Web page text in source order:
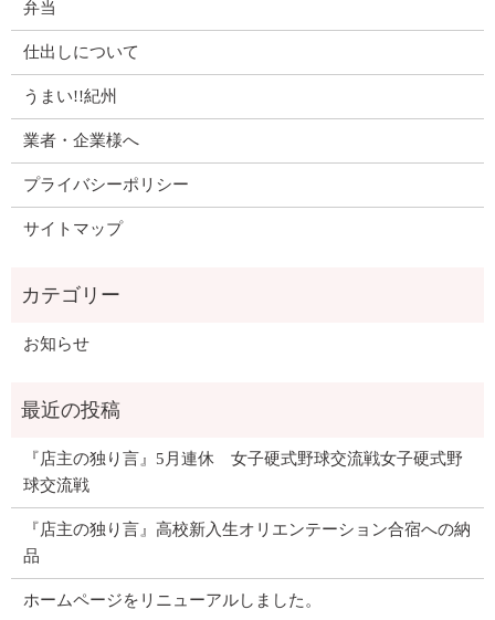
弁当
仕出しについて
うまい!!紀州
業者・企業様へ
プライバシーポリシー
サイトマップ
お知らせ
『店主の独り言』5月連休 女子硬式野球交流戦女子硬式野
球交流戦
『店主の独り言』高校新入生オリエンテーション合宿への納
品
ホームページをリニューアルしました。